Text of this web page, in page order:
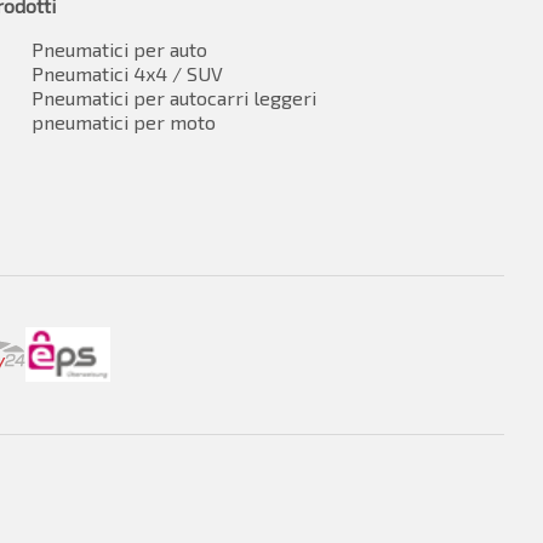
Pneumatici per auto
Pneumatici 4x4 / SUV
Pneumatici per autocarri leggeri
pneumatici per moto